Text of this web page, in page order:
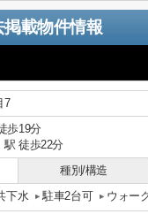
掲載物件情報
7
歩19分
駅 徒歩22分
種別/構造
下水 駐車2台可 ウォー